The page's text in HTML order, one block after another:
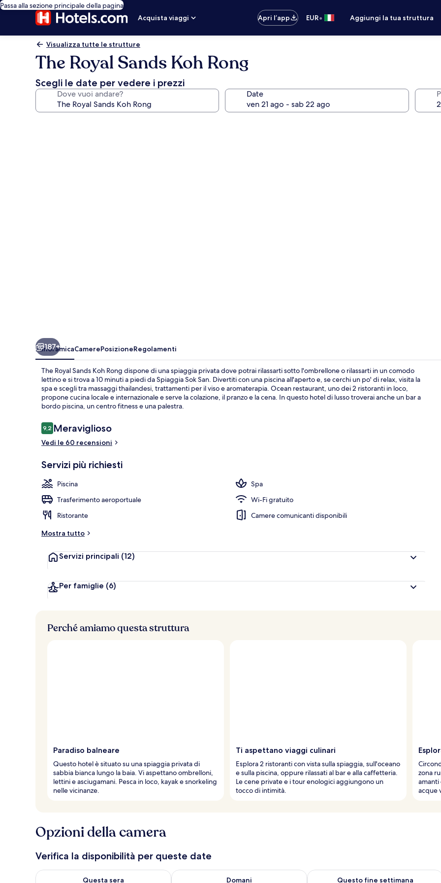
Passa alla sezione principale della pagina
Acquista viaggi
Apri l’app EUR• Aggiungi la tua struttura
Visualizza tutte le strutture
The Royal Sands Koh Rong
Scegli le date per vedere i prezzi
Dove vuoi andare? Date
Camera
187+
PanoramicaCamerePosizioneRegolamenti
The Royal Sands Koh Rong dispone di una spiaggia privata dove potrai rilassarti sotto l'ombrellone o rilassarti in un comodo
lettino e si trova a 10 minuti a piedi da Spiaggia Sok San. Divertiti con una piscina all'aperto e, se cerchi un po' di relax, visita la
spa e scegli tra massaggi thailandesi, trattamenti per il viso e aromaterapia. Ocean restaurant, uno dei 2 ristoranti in loco,
propone cucina locale e internazionale e serve la colazione, il pranzo e la cena. In questo hotel di lusso troverai anche un bar a
bordo piscina, un centro fitness e una palestra.
Recensioni
9,29,2 su 10
Meraviglioso
Vedi le 60 recensioni
Servizi più richiesti
Piscina
Spa
Trasferimento aeroportuale
Wi-Fi gratuito
Ristorante
Camere comunicanti disponibili
Mostra tutto
Servizi principali (12)
Per famiglie (6)
Perché amiamo questa struttura
Paradiso balneare
Questo hotel è situato su una spiaggia privata di
sabbia bianca lungo la baia. Vi aspettano ombrelloni,
lettini e asciugamani. Pesca in loco, kayak e snorkeling
nelle vicinanze.
Ti aspettano viaggi culinari
Esplora 2 ristoranti con vista sulla spiaggia, sull'oceano
e sulla piscina, oppure rilassati al bar e alla caffetteria.
Le cene private e i tour enologici aggiungono un
tocco di intimità.
zona
amanti
acque
Opzioni della camera
Verifica la disponibilità per queste date
Questa sera
Verifica la disponibilità per questa sera, ago 7 - ago 8
Domani
Verifica la disponibilità per domani, ago 8 - ago 9
Questo fine settimana
Verifica la disponibilità per questo